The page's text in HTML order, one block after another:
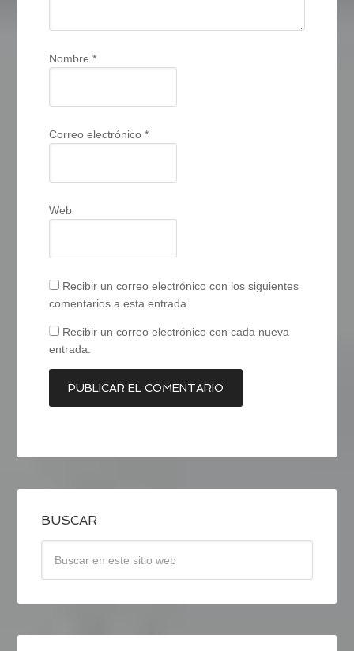
Nombre*
Correo electrónico*
Web
Recibir un correo electrónico con los siguientes
comentarios a esta entrada.
Recibir un correo electrónico con cada nueva
entrada.
BUSCAR